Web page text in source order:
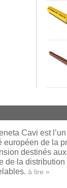
Cavi est
européen de la
destinés
de la distribution
à lire »